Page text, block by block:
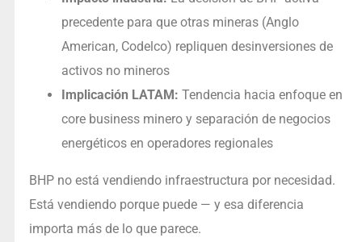
precedente para que otras mineras (Anglo
American, Codelco) repliquen desinversiones de
activos no mineros
Implicación LATAM: Tendencia hacia enfoque en
core business minero y separación de negocios
energéticos en operadores regionales
BHP no está vendiendo infraestructura por necesidad.
Está vendiendo porque puede — y esa diferencia
importa más de lo que parece.